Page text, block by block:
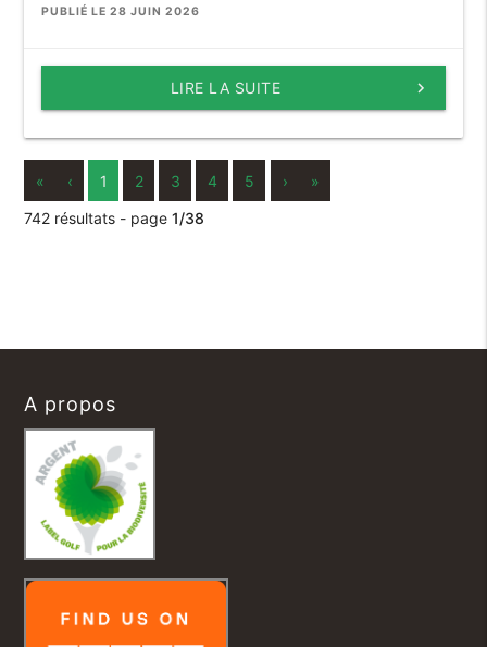
PUBLIÉ LE 28 JUIN 2026
keyboard_arrow_right
LIRE LA SUITE
« ‹ 1 2 3 4 5 › »
742 résultats - page1/38
A propos